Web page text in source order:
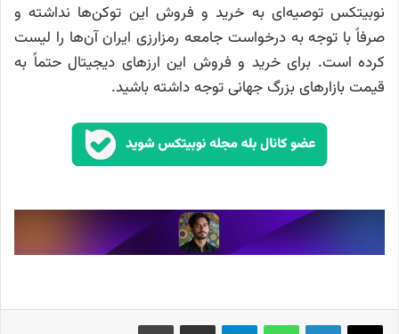
نوبیتکس توصیه‌ای به خرید و فروش این توکن‌ها نداشته و
صرفاً با توجه به درخواست جامعه رمزارزی ایران آن‌ها را لیست
کرده است. برای خرید و فروش این ارزهای دیجیتال حتماً به
قیمت بازارهای بزرگ جهانی توجه داشته باشید.
X لینکدین واتس آپ تلگرام اشتراک گذاری از طریق ایمیل چاپ